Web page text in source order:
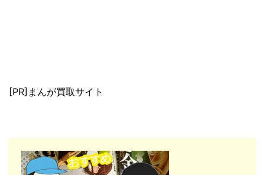
[PR]まんが買取サイト